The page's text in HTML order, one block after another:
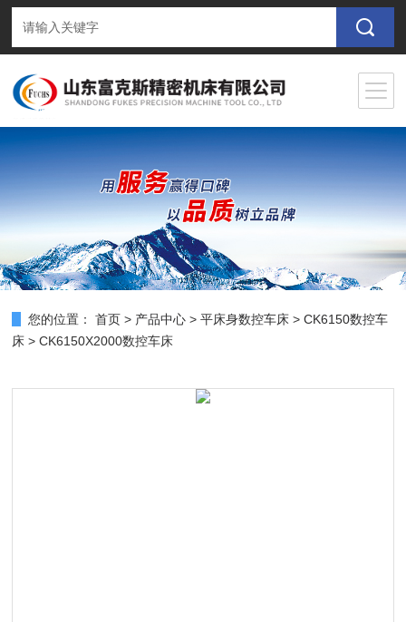
您的位置： 首页 > 产品中心 >平床身数控车床 >CK6150数控车
床 > CK6150X2000数控车床